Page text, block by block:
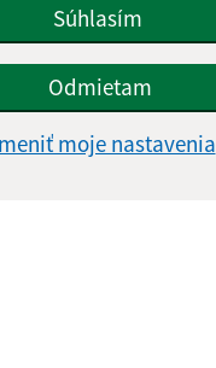
Súhlasím
Odmietam
moje nastavenia